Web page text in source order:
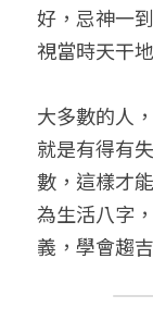
好，忌神一
視當時天干
大多數的人
就是有得有
數，這樣才
為生活八字
義，學會趨